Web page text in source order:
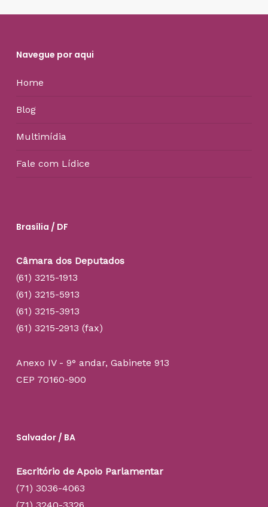
Navegue por aqui
Home
Blog
Multimídia
Fale com Lídice
Brasília / DF
Câmara dos Deputados
(61) 3215-1913
(61) 3215-5913
(61) 3215-3913
(61) 3215-2913 (fax)
Anexo IV - 9° andar, Gabinete 913
CEP 70160-900
Salvador / BA
Escritório de Apoio Parlamentar
(71) 3036-4063